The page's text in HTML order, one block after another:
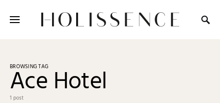
BROWSING TAG
Ace Hotel
1 post